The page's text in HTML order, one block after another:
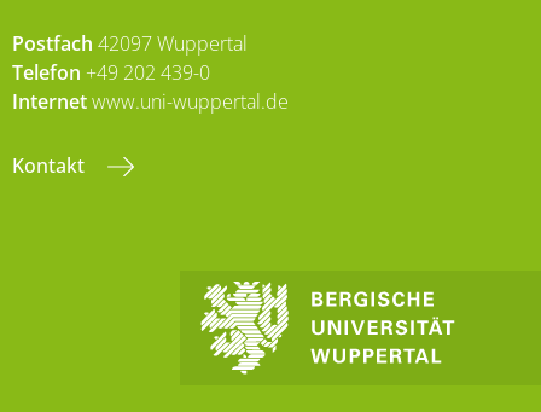
Postfach 42097 Wuppertal
Telefon +49 202 439-0
Internetwww.uni-wuppertal.de
Kontakt